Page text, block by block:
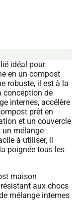
idéal pour
en un compost
robuste, il est à la
conception de
internes, accélère
prêt en
et un couvercle
un mélange
à utiliser, il
poignée tous les
maison
aux chocs
mélange internes